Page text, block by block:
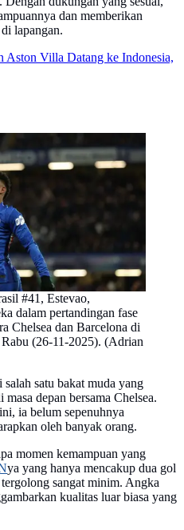
dan memberikan
lapangan.
Aston Villa Datang ke Indonesia,
#41, Estevao,
dalam pertandingan fase
Chelsea dan Barcelona di
(26-11-2025). (Adrian
satu bakat muda yang
depan bersama Chelsea.
ia belum sepenuhnya
oleh banyak orang.
momen kemampuan yang
ya yang hanya mencakup dua gol
sangat minim. Angka
kualitas luar biasa yang